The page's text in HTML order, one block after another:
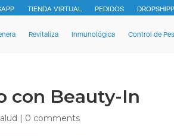
TIENDA VIRTUAL PEDIDOS
Revitaliza Inmunológica Control de
con Beauty-In
| 0 comments